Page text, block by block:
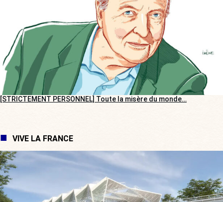
[STRICTEMENT PERSONNEL] Toute la misère du monde…
VIVE LA FRANCE